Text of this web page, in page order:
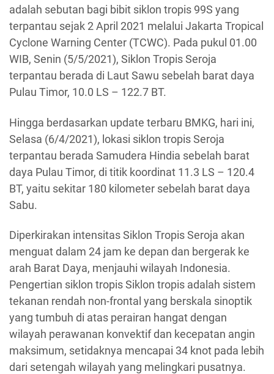
adalah sebutan bagi bibit siklon tropis 99S yang
terpantau sejak 2 April 2021 melalui Jakarta Tropical
Cyclone Warning Center (TCWC). Pada pukul 01.00
WIB, Senin (5/5/2021), Siklon Tropis Seroja
terpantau berada di Laut Sawu sebelah barat daya
Pulau Timor, 10.0 LS – 122.7 BT.
Hingga berdasarkan update terbaru BMKG, hari ini,
Selasa (6/4/2021), lokasi siklon tropis Seroja
terpantau berada Samudera Hindia sebelah barat
daya Pulau Timor, di titik koordinat 11.3 LS – 120.4
BT, yaitu sekitar 180 kilometer sebelah barat daya
Sabu.
Diperkirakan intensitas Siklon Tropis Seroja akan
menguat dalam 24 jam ke depan dan bergerak ke
arah Barat Daya, menjauhi wilayah Indonesia.
Pengertian siklon tropis Siklon tropis adalah sistem
tekanan rendah non-frontal yang berskala sinoptik
yang tumbuh di atas perairan hangat dengan
wilayah perawanan konvektif dan kecepatan angin
maksimum, setidaknya mencapai 34 knot pada lebih
dari setengah wilayah yang melingkari pusatnya.